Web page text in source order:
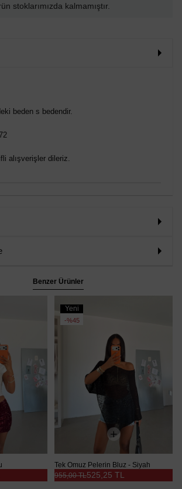
stoklarımızda kalmamıştır.
beden s bedendir.
alışverişler dileriz.
Benzer Ürünler
Yeni
Ürün
%45
Tek Omuz Pelerin Bluz - Siyah
525,25 TL
955,00 TL